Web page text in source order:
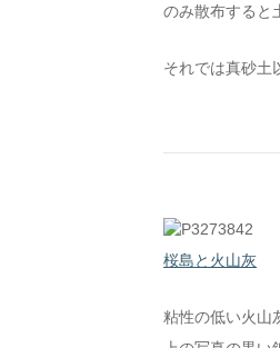
のみ散布すると
それでは真砂土
桜島と火山灰
粘性の低い火山